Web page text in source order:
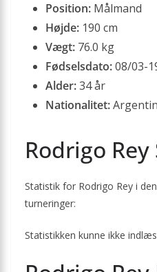
Position: Målmand
Højde: 190 cm
Vægt: 76.0 kg
Fødselsdato:08/03-
Alder:34 år
Nationalitet:
Rodrigo
Statistik for Rodrigo Rey i
turneringer:
Statistikken kunne ikke